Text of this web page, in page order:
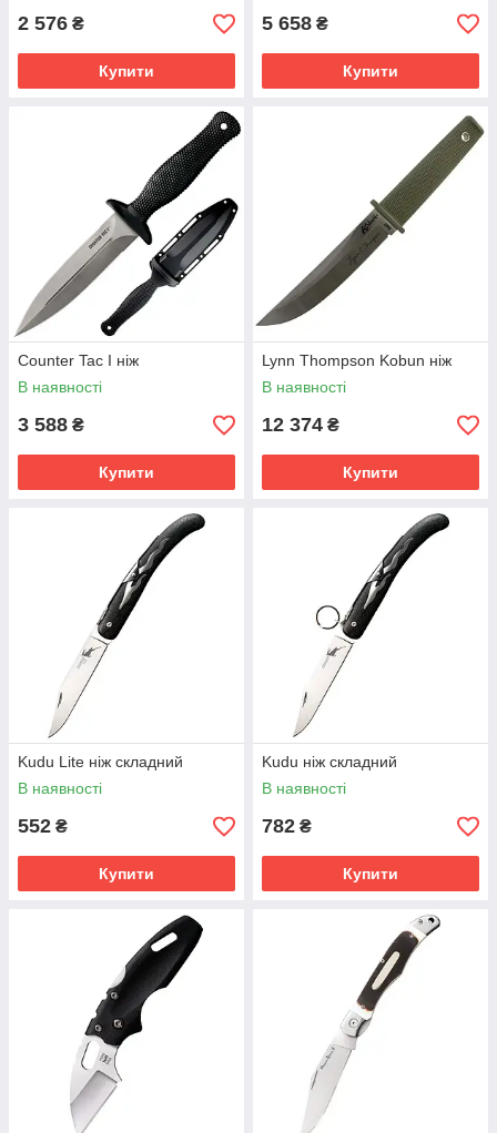
2 576 ₴
Купити
5 658 ₴
Купити
Counter Tac I ніж
В наявності
3 588 ₴
Купити
Lynn Thompson Kobun ніж
В наявності
12 374 ₴
Купити
Kudu Lite ніж складний
В наявності
552 ₴
Купити
Kudu ніж складний
В наявності
782 ₴
Купити